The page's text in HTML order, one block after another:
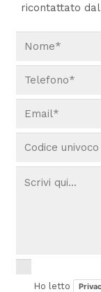
ricontattato
Ho letto